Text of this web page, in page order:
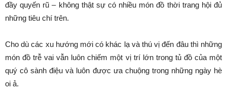
đầy quyến rũ – không thật sự có nhiều món đồ thời trang hội đủ
những tiêu chí trên.
Cho dù các xu hướng mới có khác lạ và thú vị đến đâu thì những
món đồ trễ vai vẫn luôn chiếm một vị trí lớn trong tủ đồ của một
quý cô sành điệu và luôn được ưa chuộng trong những ngày hè
oi ả.